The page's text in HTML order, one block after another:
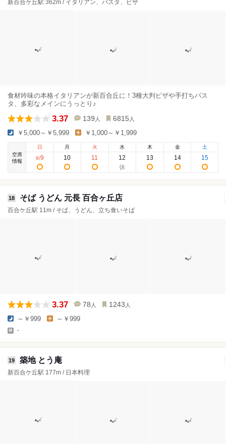
新百合ケ丘駅 362m / イタリアン、パスタ、ピザ
食材吟味の本格イタリアンが新百合丘に！3種大判ピザや手打ちパス
タ、多彩なメインにうっとり♪
3.37 139 人 6815 人
￥5,000～￥5,999 ￥1,000～￥1,999
空席
情報
日
8/9
月
10
火
11
水
12
木
13
金
14
土
15
18 そば うどん 元長 百合ヶ丘店
百合ケ丘駅 11m / そば、うどん、立ち食いそば
3.37 78 人 1243 人
～￥999 ～￥999
-
19 築地 とう庵
新百合ケ丘駅 177m / 日本料理